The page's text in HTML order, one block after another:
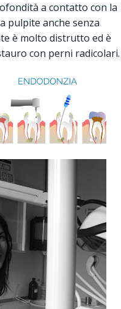
a contatto con la
pulpite anche senza
è molto distrutto ed è
con perni radicolari.